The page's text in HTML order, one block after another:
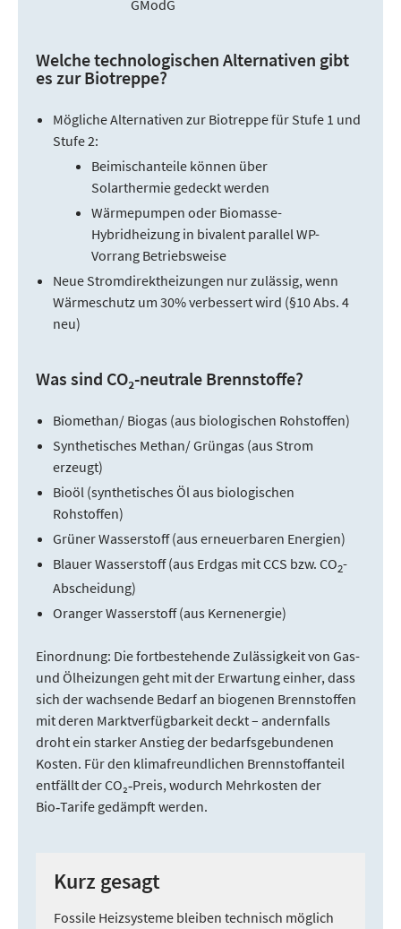
GModG
Welche technologischen Alternativen gibt
es zur Biotreppe?
Mögliche Alternativen zur Biotreppe für Stufe 1 und
Stufe 2:
Beimischanteile können über
Solarthermie gedeckt werden
Wärmepumpen oder Biomasse-
Hybridheizung in bivalent parallel WP-
Vorrang Betriebsweise
Neue Stromdirektheizungen nur zulässig, wenn
Wärmeschutz um 30% verbessert wird (§10 Abs. 4
neu)
Was sind CO₂-neutrale Brennstoffe?
Biomethan/ Biogas (aus biologischen Rohstoffen)
Synthetisches Methan/ Grüngas (aus Strom
erzeugt)
Bioöl (synthetisches Öl aus biologischen
Rohstoffen)
Grüner Wasserstoff (aus erneuerbaren Energien)
Blauer Wasserstoff (aus Erdgas mit CCS bzw. CO2-
Abscheidung)
Oranger Wasserstoff (aus Kernenergie)
Einordnung: Die fortbestehende Zulässigkeit von Gas-
und Ölheizungen geht mit der Erwartung einher, dass
sich der wachsende Bedarf an biogenen Brennstoffen
mit deren Marktverfügbarkeit deckt – andernfalls
droht ein starker Anstieg der bedarfsgebundenen
Kosten. Für den klimafreundlichen Brennstoffanteil
entfällt der CO₂‑Preis, wodurch Mehrkosten der
Bio‑Tarife gedämpft werden.
Kurz gesagt
Fossile Heizsysteme bleiben technisch möglich